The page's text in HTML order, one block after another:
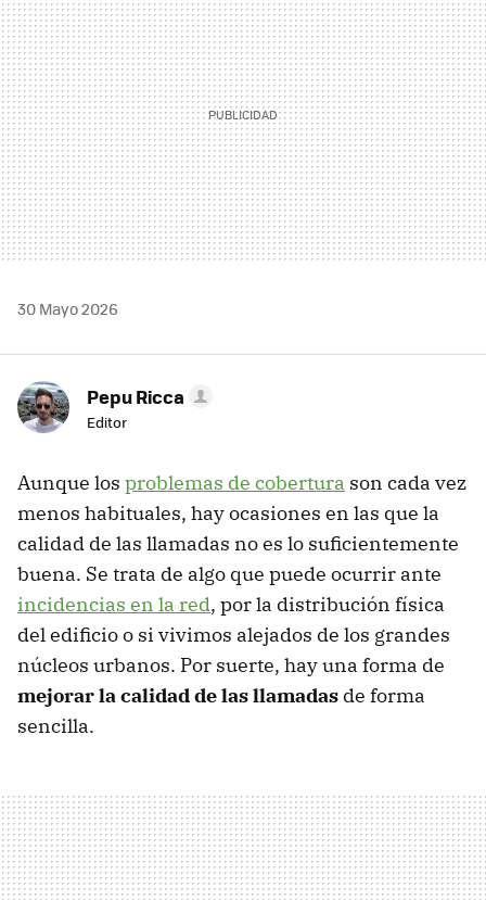
30 Mayo 2026
Pepu Ricca
Editor
Aunque los problemas de cobertura son cada vez
menos habituales, hay ocasiones en las que la
calidad de las llamadas no es lo suficientemente
buena. Se trata de algo que puede ocurrir ante
incidencias en la red, por la distribución física
del edificio o si vivimos alejados de los grandes
núcleos urbanos. Por suerte, hay una forma de
mejorar la calidad de las llamadas de forma
sencilla.